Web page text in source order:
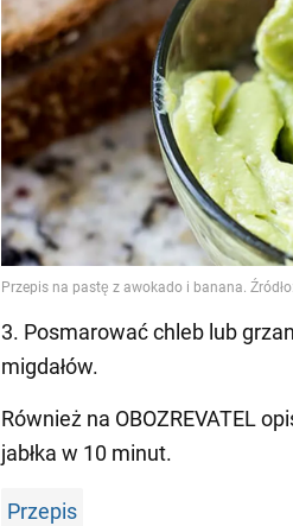
3. Posmarować chleb lub
migdałów.
Również na OBOZREVATEL
jabłka w 10 minut.
Przepis